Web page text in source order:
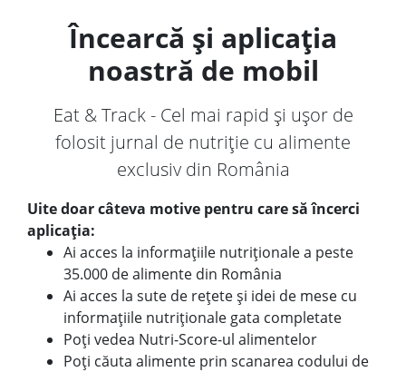
Încearcă și aplicația
noastră de mobil
Eat & Track - Cel mai rapid și ușor de
folosit jurnal de nutriție cu alimente
exclusiv din România
Uite doar câteva motive pentru care să încerci
aplicația:
Ai acces la informațiile nutriționale a peste
35.000 de alimente din România
Ai acces la sute de rețete și idei de mese cu
informațiile nutriționale gata completate
Poți vedea Nutri-Score-ul alimentelor
Poți căuta alimente prin scanarea codului de